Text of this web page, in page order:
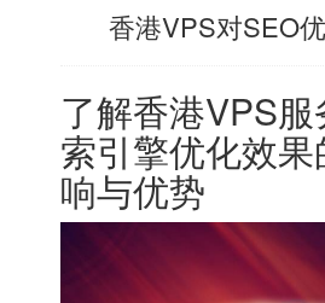
香港VPS对SEO
了解香港VPS
索引擎优化效
响与优势